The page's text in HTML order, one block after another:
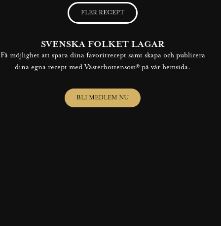
FLER RECEPT
SVENSKA FOLKET LAGAR
Få möjlighet att spara dina favoritrecept samt skapa och publicera
dina egna recept med Västerbottensost® på vår hemsida.
BLI MEDLEM NU